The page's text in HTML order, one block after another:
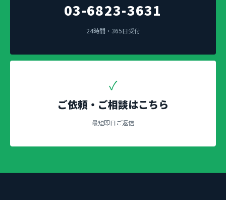
03-6823-3631
24時間・365日受付
✓
ご依頼・ご相談はこちら
最短即日ご返信